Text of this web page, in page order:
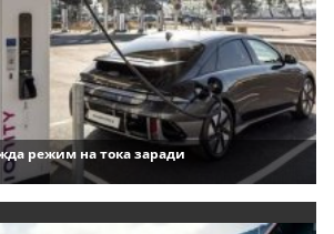
режим на тока заради